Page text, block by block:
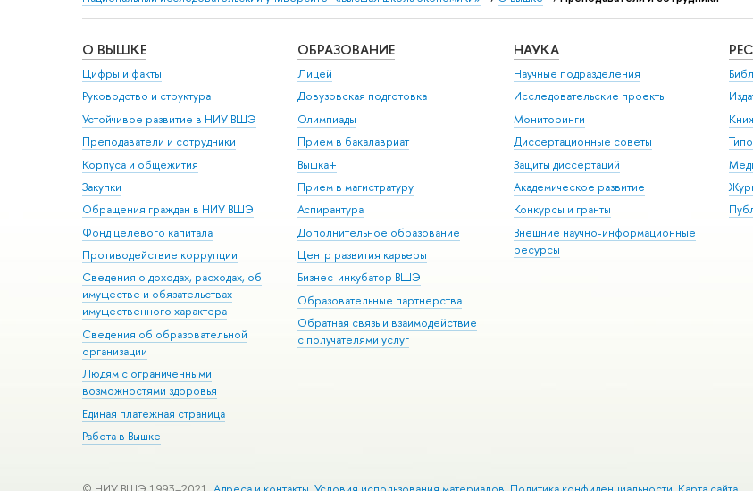
О ВЫШКЕ
Цифры и факты
Руководство и структура
Устойчивое развитие в НИУ ВШЭ
Преподаватели и сотрудники
Корпуса и общежития
Закупки
Обращения граждан в НИУ ВШЭ
Фонд целевого капитала
Противодействие коррупции
Сведения о доходах, расходах, об
имуществе и обязательствах
имущественного характера
Сведения об образовательной
организации
Людям с ограниченными
возможностями здоровья
Единая платежная страница
Работа в Вышке
ОБРАЗОВАНИЕ
Лицей
Довузовская подготовка
Олимпиады
Прием в бакалавриат
Вышка+
Прием в магистратуру
Аспирантура
Дополнительное образование
Центр развития карьеры
Бизнес-инкубатор ВШЭ
Образовательные партнерства
Обратная связь и взаимодействие
с получателями услуг
НАУКА
Научные подразделения
Исследовательские проекты
Мониторинги
Диссертационные советы
Защиты диссертаций
Академическое развитие
Конкурсы и гранты
Внешние научно-информационные
ресурсы